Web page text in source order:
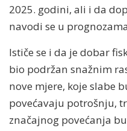
2025. godini, ali i da
navodi se u
Ističe se i da je dobar
bio podržan snažnim
nove mjere, koje slabe
povećavaju potrošnju,
značajnog povećanja